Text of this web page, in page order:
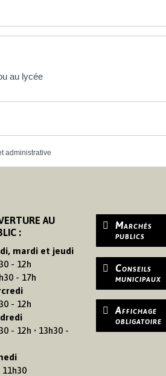
au lycée
administrative
AU
:
mardi et jeudi
- 12h
- 17h
- 12h
- 12h • 13h30 -
11h30
Marchés
publics
Conseils
municipaux
Affichage
obligatoire